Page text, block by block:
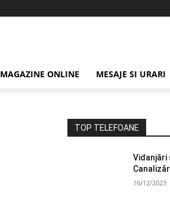
MAGAZINE ONLINE MESAJE SI URARI
TOP TELEFOANE
Vidanjări
16/12/2023